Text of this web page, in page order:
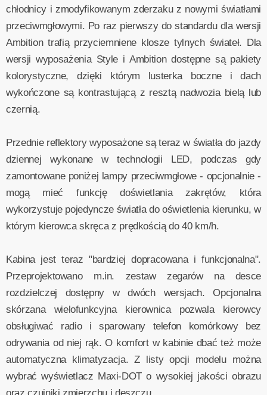
chłodnicy i zmodyfikowanym zderzaku z nowymi światłami
przeciwmgłowymi. Po raz pierwszy do standardu dla wersji
Ambition trafią przyciemniene klosze tylnych świateł. Dla
wersji wyposażenia Style i Ambition dostępne są pakiety
kolorystyczne, dzięki którym lusterka boczne i dach
wykończone są kontrastującą z resztą nadwozia bielą lub
czernią.
Przednie reflektory wyposażone są teraz w światła do jazdy
dziennej wykonane w technologii LED, podczas gdy
zamontowane poniżej lampy przeciwmgłowe - opcjonalnie -
mogą mieć funkcję doświetlania zakrętów, która
wykorzystuje pojedyncze światła do oświetlenia kierunku, w
którym kierowca skręca z prędkością do 40 km/h.
Kabina jest teraz "bardziej dopracowana i funkcjonalna".
Przeprojektowano m.in. zestaw zegarów na desce
rozdzielczej dostępny w dwóch wersjach. Opcjonalna
skórzana wielofunkcyjna kierownica pozwala kierowcy
obsługiwać radio i sparowany telefon komórkowy bez
odrywania od niej rąk. O komfort w kabinie dbać też może
automatyczna klimatyzacja. Z listy opcji modelu można
wybrać wyświetlacz Maxi-DOT o wysokiej jakości obrazu
oraz czujniki zmierzchu i deszczu.